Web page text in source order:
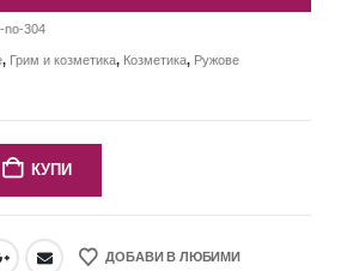
no-304
, Грим и козметика, Козметика, Ружове
КУПИ
ДОБАВИ В ЛЮБИМИ